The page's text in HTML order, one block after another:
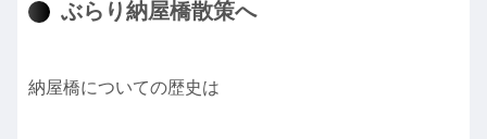
ぶらり納屋橋散策へ
納屋橋についての歴史は